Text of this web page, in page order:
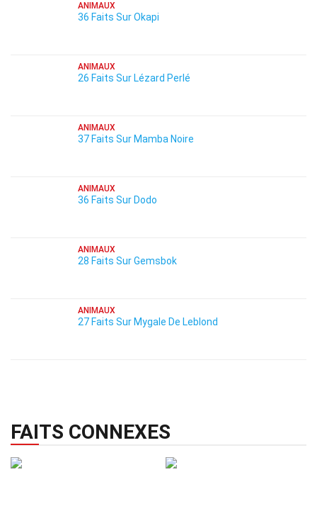
ANIMAUX
36 Faits Sur Okapi
ANIMAUX
26 Faits Sur Lézard Perlé
ANIMAUX
37 Faits Sur Mamba Noire
ANIMAUX
36 Faits Sur Dodo
ANIMAUX
28 Faits Sur Gemsbok
ANIMAUX
27 Faits Sur Mygale De Leblond
FAITS CONNEXES